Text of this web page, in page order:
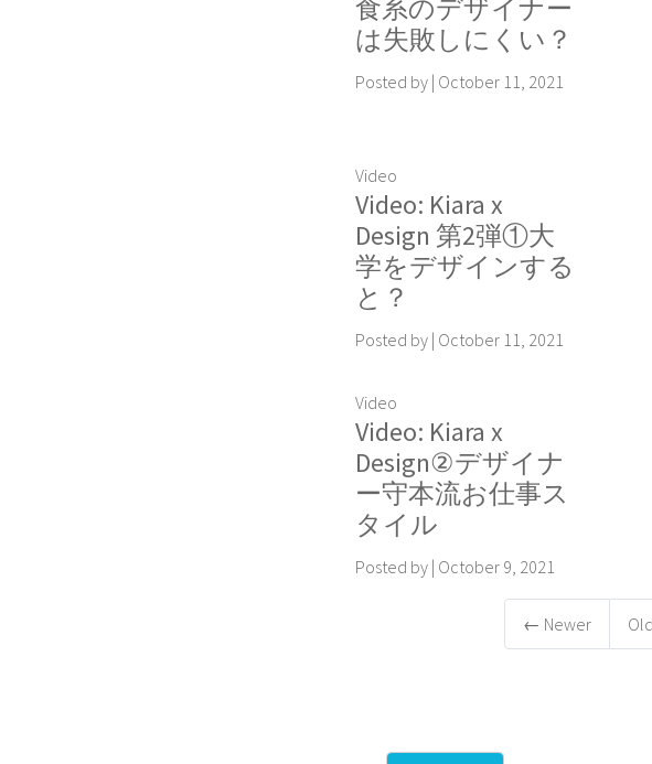
食系のデザイナー
は失敗しにくい？
Posted by | October 11, 2021
Video
Video: Kiara x
Design 第2弾①大
学をデザインする
と？
Posted by | October 11, 2021
Video
Video: Kiara x
Design②デザイナ
ー守本流お仕事ス
タイル
Posted by | October 9, 2021
← Newer